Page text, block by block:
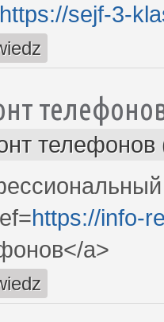
https://sejf-3-
телефонов
https://info-
a>